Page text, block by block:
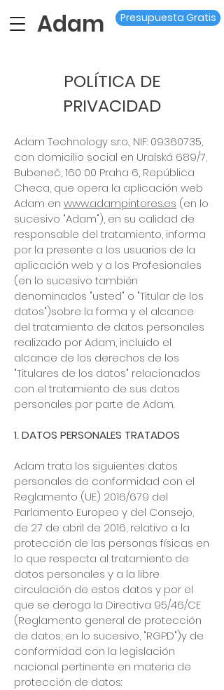
Adam Presupuesta Gratis
POLÍTICA DE
PRIVACIDAD
Adam Technology s.r.o., NIF: 09360735,
con domicilio social en Uralská 689/7,
Bubeneč, 160 00 Praha 6, República
Checa, que opera la aplicación web
Adam en www.adampintores.es (en lo
sucesivo "Adam"), en su calidad de
responsable del tratamiento, informa
por la presente a los usuarios de la
aplicación web y a los Profesionales
(en lo sucesivo también
denominados "usted" o "Titular de los
datos")sobre la forma y el alcance
del tratamiento de datos personales
realizado por Adam, incluido el
alcance de los derechos de los
"Titulares de los datos" relacionados
con el tratamiento de sus datos
personales por parte de Adam.
1. DATOS PERSONALES TRATADOS
Adam trata los siguientes datos
personales de conformidad con el
Reglamento (UE) 2016/679 del
Parlamento Europeo y del Consejo,
de 27 de abril de 2016, relativo a la
protección de las personas físicas en
lo que respecta al tratamiento de
datos personales y a la libre
circulación de estos datos y por el
que se deroga la Directiva 95/46/CE
(Reglamento general de protección
de datos; en lo sucesivo, "RGPD")y de
conformidad con la legislación
nacional pertinente en materia de
protección de datos: